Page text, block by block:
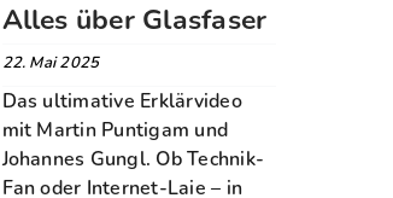
Alles über Glasfaser
22. Mai 2025
Das ultimative Erklärvideo
mit Martin Puntigam und
Johannes Gungl. Ob Technik-
Fan oder Internet-Laie – in